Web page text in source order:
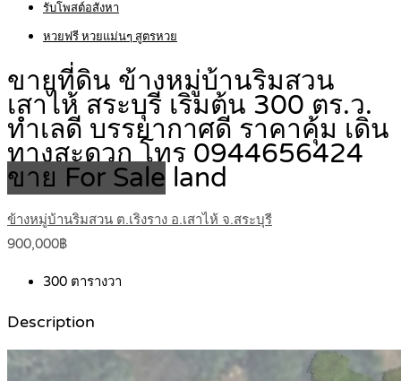
รับโพสต์อสังหา
หวยฟรี หวยแม่นๆ สูตรหวย
ขายที่ดิน ข้างหมู่บ้านริมสวน
เสาไห้ สระบุรี เริ่มต้น 300 ตร.ว.
ทำเลดี บรรยากาศดี ราคาคุ้ม เดิน
ทางสะดวก โทร 0944656424
ขาย For Sale land
ข้างหมู่บ้านริมสวน ต.เริงราง อ.เสาไห้ จ.สระบุรี
900,000฿
300 ตารางวา
Description